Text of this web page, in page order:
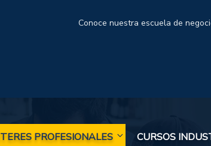
Conoce nuestra escuela de
PROFESIONALES
CURSOS